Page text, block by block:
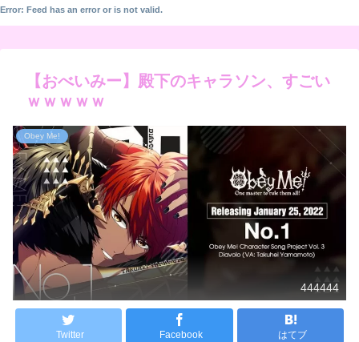
Error: Feed has an error or is not valid.
【おべいみー】殿下のキャラソン、すごい
ｗｗｗｗｗ
Obey Me!
444444
Twitter Facebook はてブ